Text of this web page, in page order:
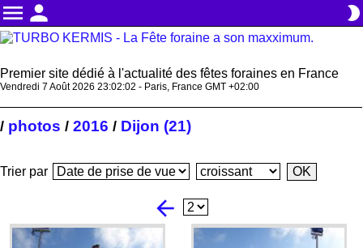
menu person brightness_2
Premier site dédié à l'actualité des fêtes foraines en France
Vendredi 7 Août 2026 23:02:03 - Paris, France GMT +02:00
/ photos / 2016 / Dijon (21)
Trier par
arrow_back